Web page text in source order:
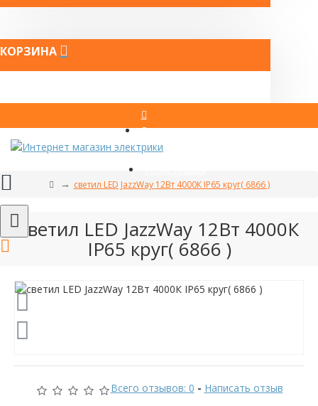
КОРЗИНА
Вход
светил LED JazzWay 12Вт 4000К IP65 круг( 6866 )
светил LED JazzWay 12Вт 4000К
IP65 круг( 6866 )
Всего отзывов: 0 - Написать отзыв